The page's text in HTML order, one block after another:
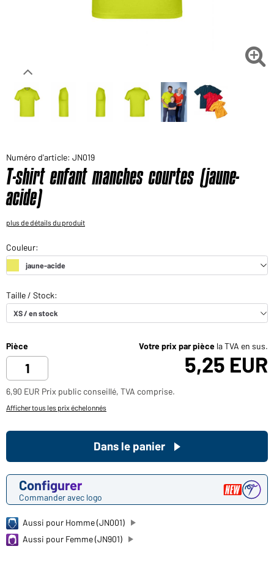
Voudriez-vous acheter des produits pour votre besoin

Numéro d'article: JN019
T-shirt enfant manches courtes (jaune-
acide)
plus de détails du produit
Pièce Votre prix par pièce la TVA en sus.
5,25 EUR
6,90 EUR Prix public conseillé, TVA comprise.
Afficher tous les prix échelonnés
Configurer
Commander avec logo
Dans le panier
Aussi pour Homme (JN001)
Aussi pour Femme (JN901)